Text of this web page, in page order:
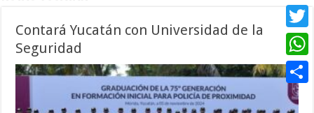
Contará Yucatán con Universidad de la
Seguridad
Twitter